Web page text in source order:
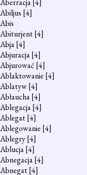
Aberracja[4]
Abiljus [4]
Abis
Abiturjent[4]
Abja[4]
Abjuracja[4]
Abjurować [4]
Ablaktowanie [4]
Ablatyw[4]
Abłaucha[4]
Ablegacja[4]
Ablegat[4]
Ablegowanie [4]
Ablegry[4]
Ablucja[4]
Abnegacja[4]
Abnegat[4]